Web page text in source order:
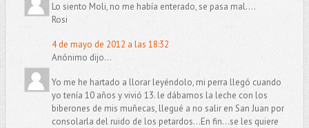
Lo siento Moli, no me había enterado, se pasa mal....
Rosi
4 de mayo de 2012 a las 18:32
Anónimo dijo...
Yo me he hartado a llorar leyéndolo, mi perra llegó cuando
yo tenía 10 años y vivió 13. le dábamos la leche con los
biberones de mis muñecas, llegué a no salir en San Juan por
consolarla del ruido de los petardos...En fin...se les quiere